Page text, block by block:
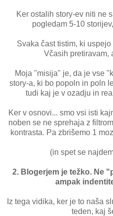
Ker ostalih story-ev niti ne
pogledam 5-10
Svaka čast tistim, ki
Včasih pretiravam,
Moja "misija" je, da je vse
story-a, ki bo popoln in poln
tudi kaj je v ozadju in
Ker v osnovi... smo vsi isti
noben se ne sprehaja z
kontrasta. Pa zbrišemo 1
(in spet se
2. Blogerjem je težko. Ne
ampak
Iz tega vidika, ker je to naša
teden, kaj